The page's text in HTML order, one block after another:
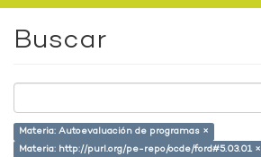
Buscar
Materia: Autoevaluación de programas ×
Materia: http://purl.org/pe-repo/ocde/ford#5.03.01 ×